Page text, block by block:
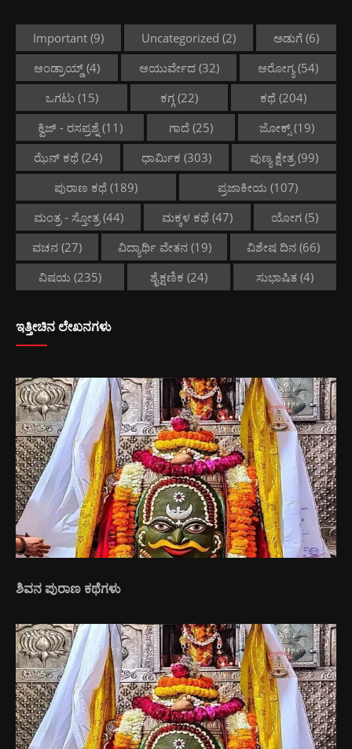
Important (9) Uncategorized (2) ಅಡುಗೆ (6)
ಆಂಡ್ರಾಯ್ಡ್(4) ಆಯುರ್ವೇದ(32) ಆರೋಗ್ಯ (54)
ಒಗಟು(15) ಕಗ್ಗ(22) ಕಥೆ (204)
ಕ್ವಿಜ್ - ರಸಪ್ರಶ್ನೆ (11) ಗಾದೆ(25) ಜೋಕ್ಸ್ (19)
ಝೆನ್ ಕಥೆ(24) ಧಾರ್ಮಿಕ (303) ಪುಣ್ಯ ಕ್ಷೇತ್ರ(99)
ಪುರಾಣ ಕಥೆ (189) ಪ್ರಜಾಕೀಯ (107)
ಮಂತ್ರ - ಸ್ತೋತ್ರ(44) ಮಕ್ಕಳ ಕಥೆ(47) ಯೋಗ (5)
ವಚನ(27) ವಿದ್ಯಾರ್ಥಿ ವೇತನ(19) ವಿಶೇಷ ದಿನ (66)
ವಿಷಯ (235) ಶೈಕ್ಷಣಿಕ (24) ಸುಭಾಷಿತ (4)
ಇತ್ತೀಚಿನ ಲೇಖನಗಳು
ಶಿವನ ಪುರಾಣ ಕಥೆಗಳು